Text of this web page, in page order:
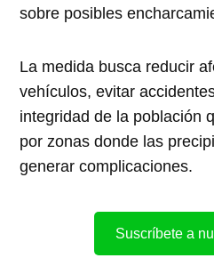
sobre posibles
La medida busca reducir
vehículos, evitar
integridad de la población
por zonas donde las
generar complicaciones.
Suscríbete a